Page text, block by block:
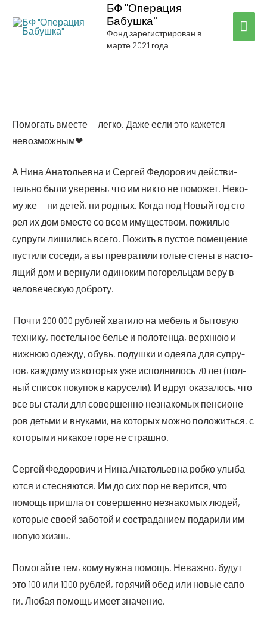
БФ "Операция
Бабушка"
Фонд зарегистрирован в
марте 2021 года
Помо­гать вме­сте — лег­ко. Даже если это кажет­ся
невозможным❤
А Нина Ана­то­льев­на и Сер­гей Федо­ро­вич дей­стви­
тель­но были уве­ре­ны, что им никто не помо­жет. Неко­
му же — ни детей, ни род­ных. Когда под Новый год сго­
рел их дом вме­сте со всем иму­ще­ством, пожи­лые
супру­ги лиши­лись все­го. Пожить в пустое поме­ще­ние
пусти­ли сосе­ди, а вы пре­вра­ти­ли голые сте­ны в насто­
я­щий дом и вер­ну­ли оди­но­ким пого­рель­цам веру в
чело­ве­че­скую доброту.
Почти 200 000 руб­лей хва­ти­ло на мебель и быто­вую
тех­ни­ку, постель­ное белье и поло­тен­ца, верх­нюю и
ниж­нюю одеж­ду, обувь, подуш­ки и оде­я­ла для супру­
гов, каж­до­му из кото­рых уже испол­ни­лось 70 лет (пол­
ный спи­сок поку­пок в кару­се­ли). И вдруг ока­за­лось, что
все вы ста­ли для совер­шен­но незна­ко­мых пен­си­о­не­
ров детьми и вну­ка­ми, на кото­рых мож­но поло­жить­ся, с
кото­ры­ми ника­кое горе не страшно.
Сер­гей Федо­ро­вич и Нина Ана­то­льев­на роб­ко улы­ба­
ют­ся и стес­ня­ют­ся. Им до сих пор не верит­ся, что
помощь при­шла от совер­шен­но незна­ко­мых людей,
кото­рые сво­ей забо­той и состра­да­ни­ем пода­ри­ли им
новую жизнь.
Помо­гай­те тем, кому нуж­на помощь. Неваж­но, будут
это 100 или 1000 руб­лей, горя­чий обед или новые сапо­
ги. Любая помощь име­ет значение.